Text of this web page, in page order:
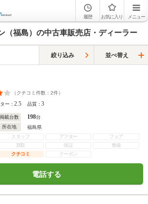
履歴 お気に入り メニュー
（福島）の中古車販売店・ディーラー
絞り込み 並べ替え
（クチコミ件数： 2件）
ー：2.5 品質：3
掲載台数 198台
所在地
福島県
スタッフ
アフター
フェア
買取
保証
整備
クチコミ
クーポン
電話する